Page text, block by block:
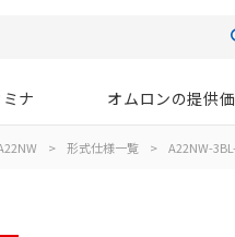
ナ オムロンの提供
> 形式仕様一覧 > A22NW-